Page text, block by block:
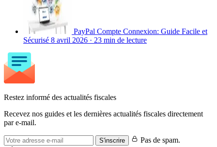
PayPal Compte Connexion: Guide Facile et
Sécurisé 8 avril 2026 · 23 min de lecture
Restez informé des actualités fiscales
Recevez nos guides et les dernières actualités fiscales directement
par e-mail.
S'inscrire
Pas de spam.